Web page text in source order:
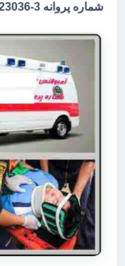
شماره پروانه 3-323036